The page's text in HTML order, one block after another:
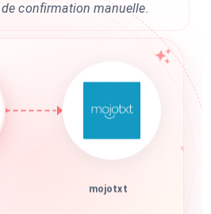
confirmation manuelle.
mojotxt